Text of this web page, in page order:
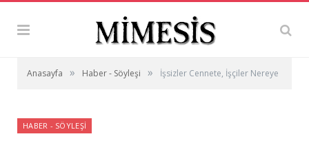
Anasayfa » Haber - Söyleşi » İşsizler Cennete, İşçiler Nereye
HABER - SÖYLEŞI